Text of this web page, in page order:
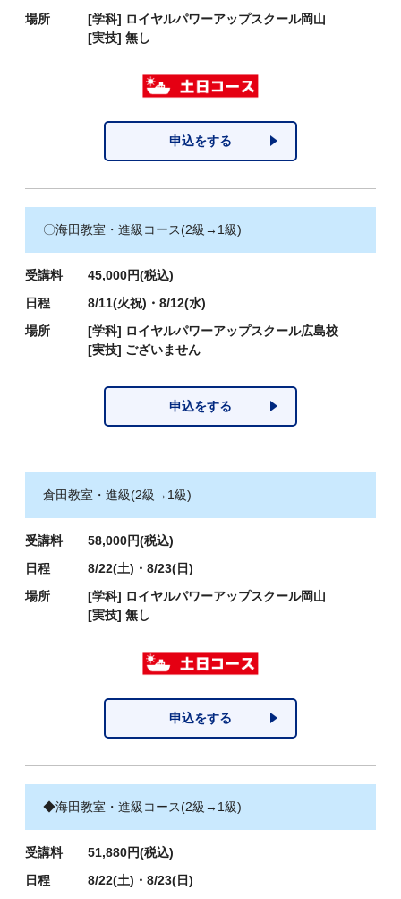
場所
[学科] ロイヤルパワーアップスクール岡山
[実技] 無し
申込をする
〇海田教室・進級コース(2級→1級)
受講料
45,000円(税込)
日程
8/11(火祝)・8/12(水)
場所
[学科] ロイヤルパワーアップスクール広島校
[実技] ございません
申込をする
倉田教室・進級(2級→1級)
受講料
58,000円(税込)
日程
8/22(土)・8/23(日)
場所
[学科] ロイヤルパワーアップスクール岡山
[実技] 無し
申込をする
◆海田教室・進級コース(2級→1級)
受講料
51,880円(税込)
日程
8/22(土)・8/23(日)